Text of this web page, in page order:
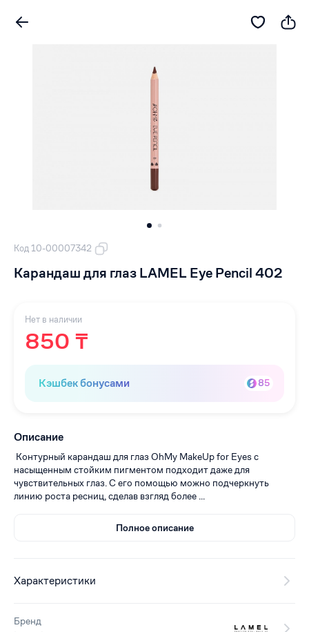
Код 10-00007342
Карандаш для глаз LAMEL Eye Pencil 402
Нет в наличии
850 ₸
Кэшбек бонусами 85
Описание
Контурный карандаш для глаз OhMy MakeUp for Eyes с
насыщенным стойким пигментом подходит даже для
чувствительных глаз. С его помощью можно подчеркнуть
линию роста ресниц, сделав взгляд более ...
Полное описание
Характеристики
Бренд